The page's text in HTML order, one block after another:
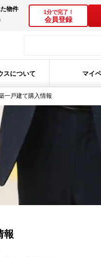
物件 1分で完了！
会員登録
スについて マイ
一戸建て購入情報
報